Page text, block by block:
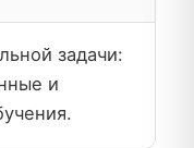
задачи:
и